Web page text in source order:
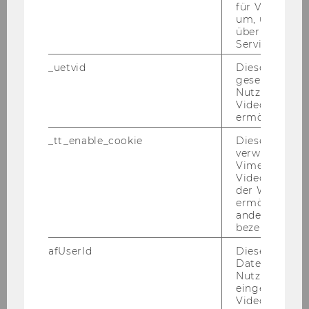
WP6’s goal is to va­li­da­te the fe­a­si­bi­li­ty of using
syn­the­tic data in lieu of ac­tu­al data for mar­ket
re­se­arch pur­po­ses with ac­tu­al em­pi­ri­cal use
cases pro­vi­ded by the con­sor­ti­um part­ners.
Ge­or­ge Labs and Sta­tis­tics Aus­tria will each
pro­vi­de an ac­tu­al use case, that will be used for
va­li­da­ting the fe­a­si­bi­li­ty of the ap­proach with
ac­tu­al data. The ap­pro­pria­te model ar­chi­tec­tu­
res will be selec­ted based on the fin­dings of
the si­mu­la­ti­on study, and then, these mo­dels
will be trai­ned on the ac­tu­al data. Sub­se­quent­
ly, these mo­dels will used for ge­nera­ting syn­
the­tic, privacy-​preserving da­ta­sets that will be
as­ses­sed by the data pro­vi­ders.
WP7 – Ex­ploi­ta­ti­on & Dis­se­mi­na­ti­on
WP7’s goal is to as­sist in the dis­cus­sion and do­
für Vimeo
um, um
über die
Service zu
_uetvid
Dieses
gesetzt, um
Nutzung des
Videoplayers
ermöglichen
_tt_enable_cookie
Dieses
verwendet,
Vimeo-
der WU-
ermöglichen
andere nicht
bezeichnete
afUserId
Dieses
Daten von
Videos